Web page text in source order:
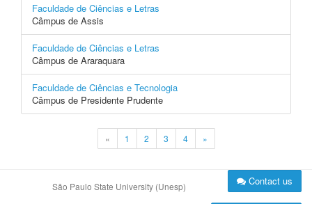
Faculdade de Ciências e Letras
Câmpus de Assis
Faculdade de Ciências e Letras
Câmpus de Araraquara
Faculdade de Ciências e Tecnologia
Câmpus de Presidente Prudente
« 1 2 3 4 »
São Paulo State University (Unesp) Contact us